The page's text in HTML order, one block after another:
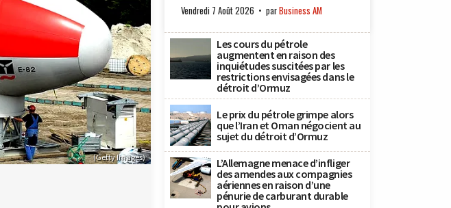
(Getty Images)
Vendredi 7 Août 2026 parBusiness AM
Les cours du pétrole
augmentent en raison des
inquiétudes suscitées par les
restrictions envisagées dans le
détroit d’Ormuz
Le prix du pétrole grimpe alors
que l’Iran et Oman négocient au
sujet du détroit d’Ormuz
L’Allemagne menace d’infliger
des amendes aux compagnies
aériennes en raison d’une
pénurie de carburant durable